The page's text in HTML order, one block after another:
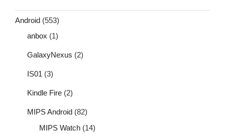
Android (553)
anbox (1)
GalaxyNexus (2)
IS01 (3)
Kindle Fire (2)
MIPS Android (82)
MIPS Watch (14)